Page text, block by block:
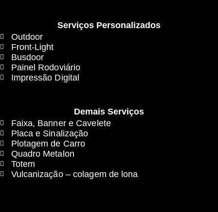
Serviços Personalizados
Outdoor
Front-Light
Busdoor
Painel Rodoviário
Impressão Digital
Demais Serviços
Faixa, Banner e Cavelete
Placa e Sinalização
Plotagem de Carro
Quadro Metalon
Totem
Vulcanização – colagem de lona